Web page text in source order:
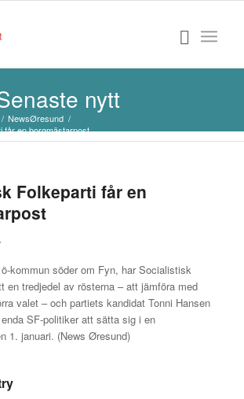
nytt
/ NewsØresund /
får en borgmästarpost
Folkeparti får en
kommun söder om Fyn, har Socialistisk
en tredjedel av rösterna – att jämföra med
valet – och partiets kandidat Tonni Hansen
SF-politiker att sätta sig i en
1. januari. (News Øresund)